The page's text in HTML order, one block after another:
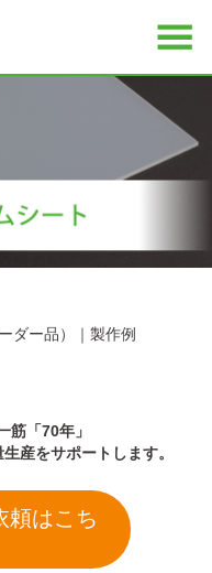
ダー品）｜製作例
筋「70年」
産をサポートします。
頼はこち